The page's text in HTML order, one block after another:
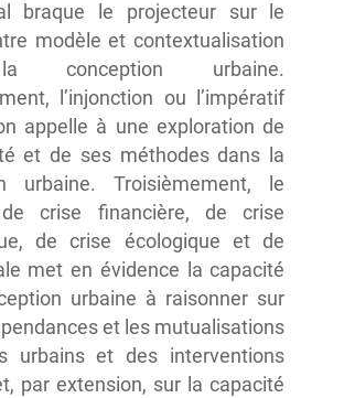
braque le projecteur sur le
modèle et contextualisation
conception urbaine.
l’injonction ou l’impératif
appelle à une exploration de
et de ses méthodes dans la
urbaine. Troisièmement, le
crise financière, de crise
de crise écologique et de
met en évidence la capacité
urbaine à raisonner sur
et les mutualisations
urbains et des interventions
par extension, sur la capacité